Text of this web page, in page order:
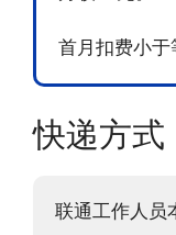
首月扣费小
快递方式
联通工作人员